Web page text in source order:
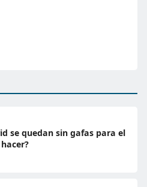
se quedan sin gafas para el